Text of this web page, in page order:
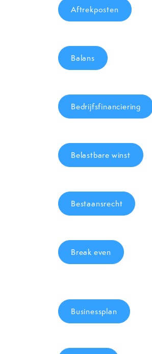
Aftrekposten
Balans
Bedrijfsfinanciering
Belastbare winst
Bestaansrecht
Break even
Businessplan